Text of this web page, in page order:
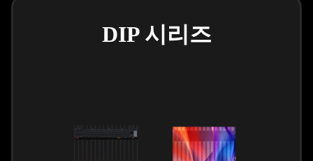
DIP 시리즈